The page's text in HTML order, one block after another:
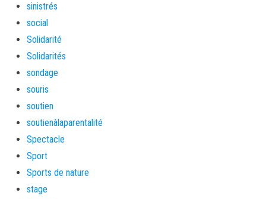
sinistrés
social
Solidarité
Solidarités
sondage
souris
soutien
soutienàlaparentalité
Spectacle
Sport
Sports de nature
stage